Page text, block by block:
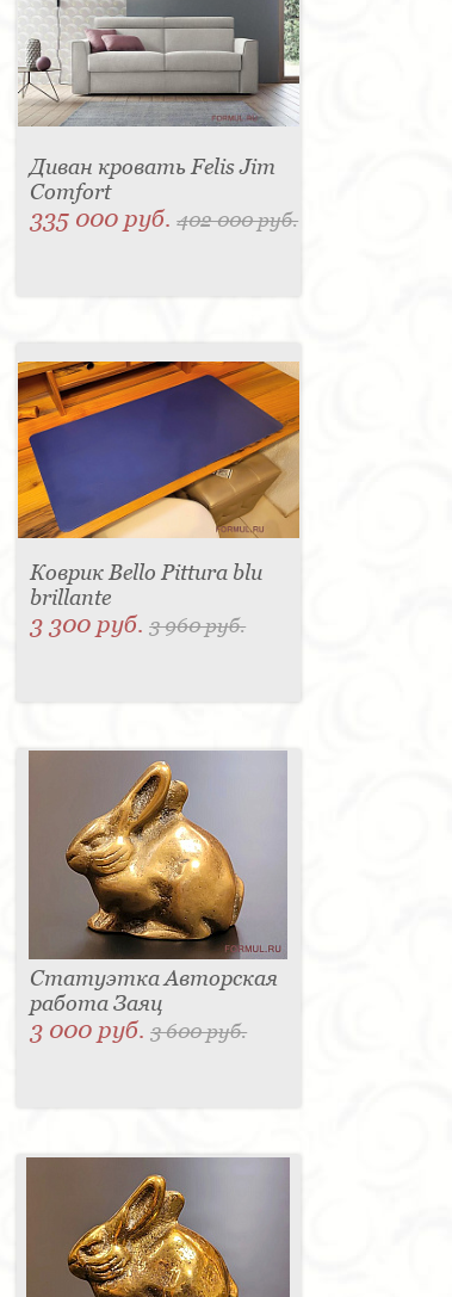
Диван кровать Felis Jim
Comfort
335 000 руб.402 000 руб.
Коврик Bello Pittura blu
brillante
3 300 руб.3 960 руб.
Статуэтка Авторская
работа Заяц
3 000 руб.3 600 руб.